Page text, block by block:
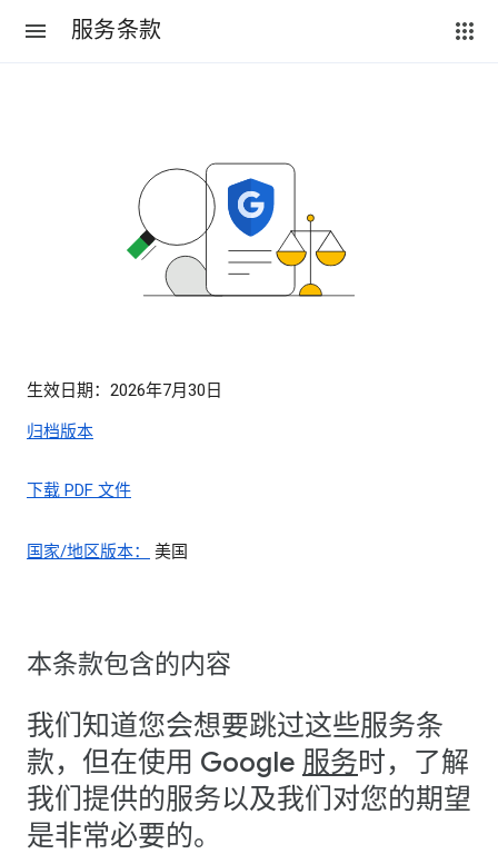
服务条款
生效日期：2026年7月30日
归档版本
下载 PDF 文件
国家/地区版本： 美国
本条款包含的内容
我们知道您会想要跳过这些服务条
款，但在使用 Google 服务时，了解
我们提供的服务以及我们对您的期望
是非常必要的。